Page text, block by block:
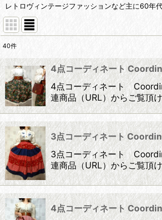
レトロヴィンテージファッションなど主に60年
在庫あり
並び順:
40件
4点コーディネート
4点コーディネート
連商品（URL）からご覧頂
3点コーディネート
3点コーディネート
連商品（URL）からご覧頂
4点コーディネート